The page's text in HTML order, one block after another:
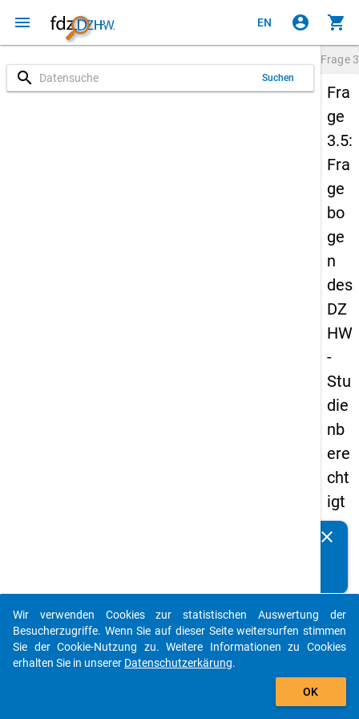
menu EN account_circle shopping_cart
search Suchen
Frage
Fra
ge
3.5:
Fra
ge
bo
ge
n
des
DZ
HW
-
Stu
die
nb
ere
cht
igt
en
s
20
08
clear
auto_stories
add_shopping_cart
Wir verwenden Cookies zur statistischen Auswertung der
Besucherzugriffe. Wenn Sie auf dieser Seite weitersurfen stimmen
Sie der Cookie-Nutzung zu. Weitere Informationen zu Cookies
erhalten Sie in unserer Datenschutzerkärung.
OK